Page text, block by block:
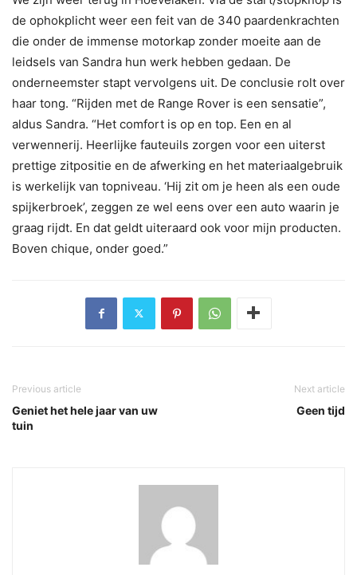
de ophokplicht weer een feit van de 340 paardenkrachten
die onder de immense motorkap zonder moeite aan de
leidsels van Sandra hun werk hebben gedaan. De
onderneemster stapt vervolgens uit. De conclusie rolt over
haar tong. “Rijden met de Range Rover is een sensatie”,
aldus Sandra. “Het comfort is op en top. Een en al
verwennerij. Heerlijke fauteuils zorgen voor een uiterst
prettige zitpositie en de afwerking en het materiaalgebruik
is werkelijk van topniveau. ‘Hij zit om je heen als een oude
spijkerbroek’, zeggen ze wel eens over een auto waarin je
graag rijdt. En dat geldt uiteraard ook voor mijn producten.
Boven chique, onder goed.”
Previous article
Geniet het hele jaar van uw
tuin
Next article
Geen tijd